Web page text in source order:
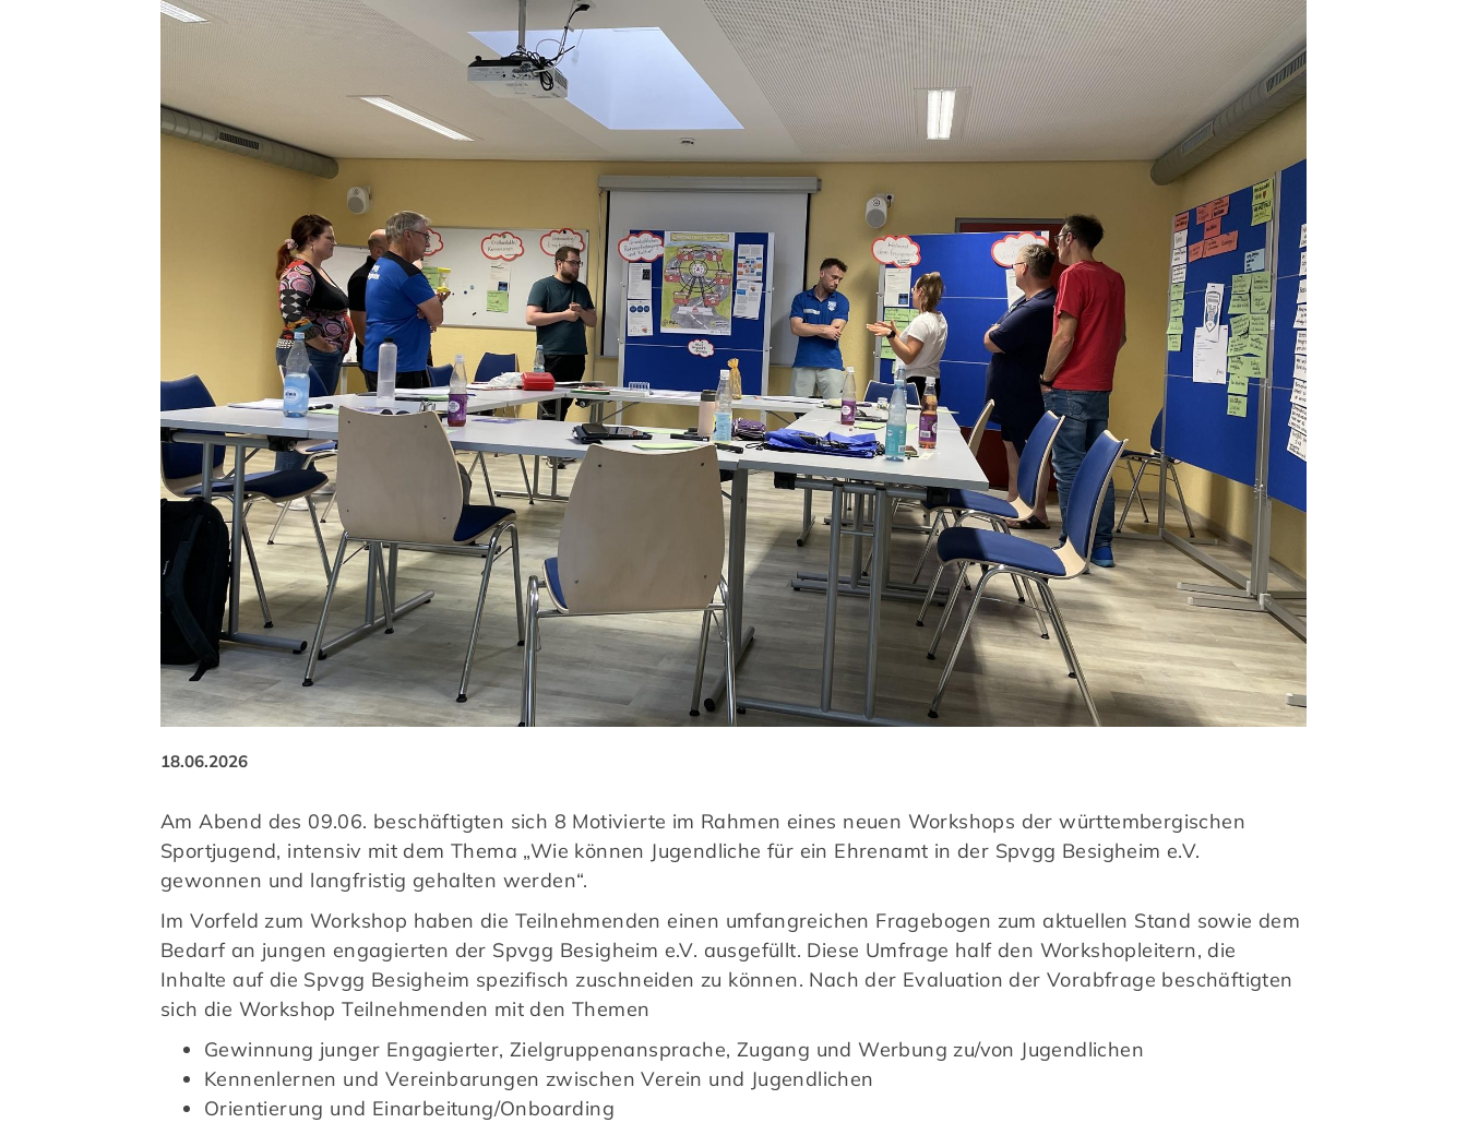
18.06.2026
Am Abend des 09.06. beschäftigten sich 8 Motivierte im Rahmen eines neuen Workshops der württembergischen
Sportjugend, intensiv mit dem Thema „Wie können Jugendliche für ein Ehrenamt in der Spvgg Besigheim e.V.
gewonnen und langfristig gehalten werden“.
Im Vorfeld zum Workshop haben die Teilnehmenden einen umfangreichen Fragebogen zum aktuellen Stand sowie dem
Bedarf an jungen engagierten der Spvgg Besigheim e.V. ausgefüllt. Diese Umfrage half den Workshopleitern, die
Inhalte auf die Spvgg Besigheim spezifisch zuschneiden zu können. Nach der Evaluation der Vorabfrage beschäftigten
sich die Workshop Teilnehmenden mit den Themen
Gewinnung junger Engagierter, Zielgruppenansprache, Zugang und Werbung zu/von Jugendlichen
Kennenlernen und Vereinbarungen zwischen Verein und Jugendlichen
Orientierung und Einarbeitung/Onboarding